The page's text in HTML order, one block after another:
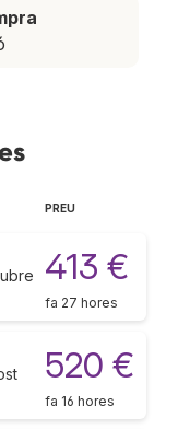
PREU
413 €
fa 27 hores
520 €
fa 16 hores